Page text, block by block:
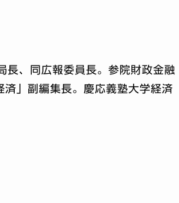
長、同広報委員長。参院財政金融
」副編集長。慶応義塾大学経済